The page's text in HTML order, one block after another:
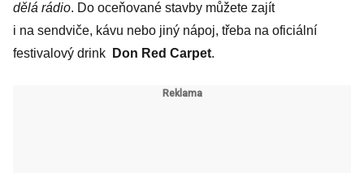
dělá rádio. Do oceňované stavby můžete zajít
i na sendviče, kávu nebo jiný nápoj, třeba na oficiální
festivalový drink
Don Red Carpet.